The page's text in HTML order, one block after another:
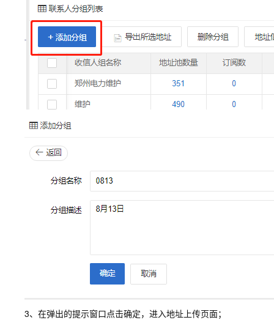
3、在弹出的提示窗口点击确定，进入地址上传页面；